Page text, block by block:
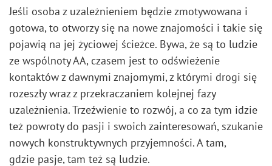
Jeśli osoba z uzależnieniem będzie zmotywowana i
gotowa, to otworzy się na nowe znajomości i takie się
pojawią na jej życiowej ścieżce. Bywa, że są to ludzie
ze wspólnoty AA, czasem jest to odświeżenie
kontaktów z dawnymi znajomymi, z którymi drogi się
rozeszły wraz z przekraczaniem kolejnej fazy
uzależnienia. Trzeźwienie to rozwój, a co za tym idzie
też powroty do pasji i swoich zainteresowań, szukanie
nowych konstruktywnych przyjemności. A tam,
gdzie pasje, tam też są ludzie.